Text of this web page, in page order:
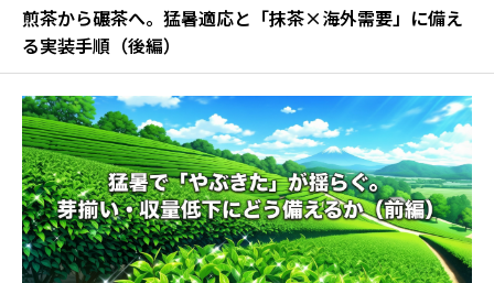
煎茶から碾茶へ。猛暑適応と「抹茶×海外需要」に備え
る実装手順（後編）